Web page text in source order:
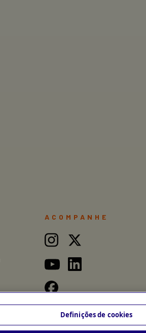
ACOMPANHE
Definições de cookies